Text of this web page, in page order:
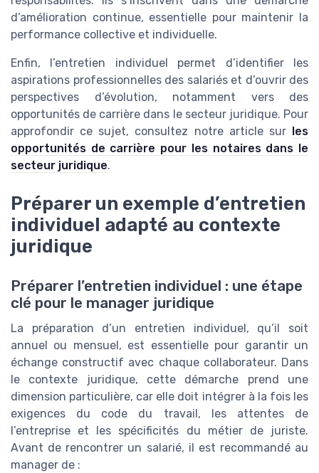
d’amélioration continue, essentielle pour maintenir la
performance collective et individuelle.
Enfin, l’entretien individuel permet d’identifier les
aspirations professionnelles des salariés et d’ouvrir des
perspectives d’évolution, notamment vers des
opportunités de carrière dans le secteur juridique. Pour
approfondir ce sujet, consultez notre article sur les
opportunités de carrière pour les notaires dans le
secteur juridique.
Préparer un exemple d’entretien
individuel adapté au contexte
juridique
Préparer l’entretien individuel : une étape
clé pour le manager juridique
La préparation d’un entretien individuel, qu’il soit
annuel ou mensuel, est essentielle pour garantir un
échange constructif avec chaque collaborateur. Dans
le contexte juridique, cette démarche prend une
dimension particulière, car elle doit intégrer à la fois les
exigences du code du travail, les attentes de
l’entreprise et les spécificités du métier de juriste.
Avant de rencontrer un salarié, il est recommandé au
manager de :